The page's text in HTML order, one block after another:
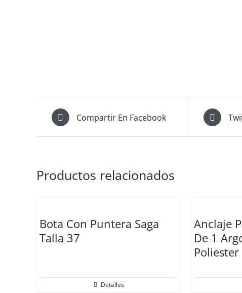
Compartir En Facebook
Productos relacionados
Bota Con Puntera Saga
Talla 37
Detalles
Anclaje
De 1
Poliester